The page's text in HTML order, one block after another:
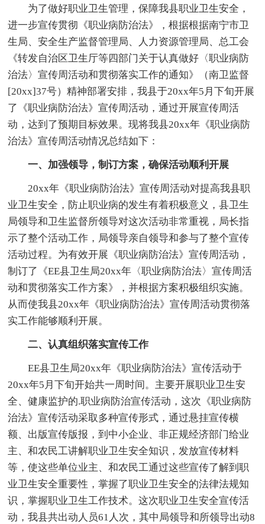
为了做好职业卫生管理，保障我县职业卫生安全，
进一步宣传贯彻《职业病防治法》，根据根据南宁市卫
生局、安全生产监督管理局、人力资源管理局、总工会
《转发自治区卫生厅等四部门关于认真做好〈职业病防
治法〉宣传周活动和贯彻落实工作的通知》（南卫监督
[20xx]37号）精神部署安排，我县于20xx年5月下旬开展
了《职业病防治法》宣传周活动，通过开展宣传周活
动，达到了预期目标效果。现将我县20xx年《职业病防
治法》宣传周活动情况总结如下：
一、加强领导，制订方案，确保活动顺利开展
20xx年《职业病防治法》宣传周活动对提高我县职
业卫生安全，防止职业病的发生有着积极意义，县卫生
局领导和卫生监督所领导对这次活动非常重视，局长指
示了整个活动工作，局领导亲自领导和参与了整个宣传
活动过程。为有效开展《职业病防治法》宣传周活动，
制订了《EE县卫生局20xx年〈职业病防治法〉宣传周活
动和贯彻落实工作方案》，并根据方案积极组织实施。
从而使我县20xx年《职业病防治法》宣传周活动贯彻落
实工作能够顺利开展。
二、认真组织落实宣传工作
EE县卫生局20xx年《职业病防治法》宣传活动于
20xx年5月下旬开始共一周时间。主要开展职业卫生安
全、健康监护的.职业病防治宣传活动，这次《职业病防
治法》宣传活动采取多种宣传形式，通过悬挂宣传横
额、出版宣传版报，到中小企业、非正规经济部门给业
主、和农民工讲解职业卫生安全知识，发放宣传材料
等，使这些单位业主、和农民工通过这些宣传了解到职
业卫生安全重要性，掌握了职业卫生安全的法律法规知
识，掌握职业卫生工作技术。这次职业卫生安全宣传活
动，我县共出动人员61人次，其中局领导和所领导出动8